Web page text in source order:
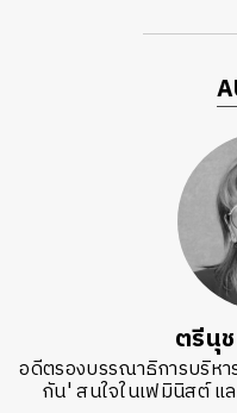
ตรีนุ
อดีตรองบรรณาธิการบริหา
กัน' สนใจในเฟมินิสต์ แ